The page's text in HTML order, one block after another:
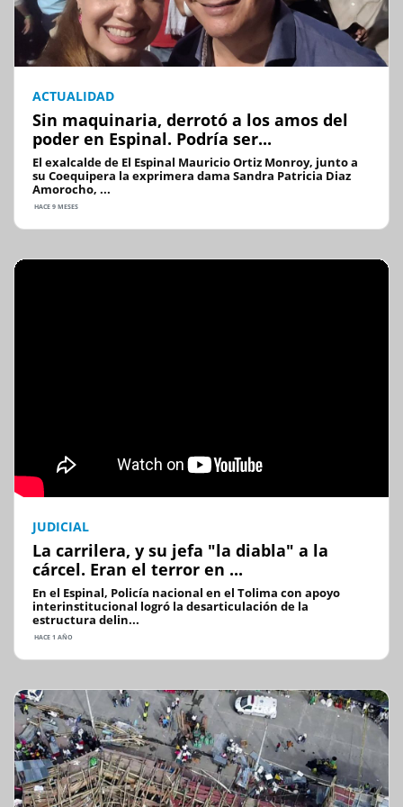
ACTUALIDAD
Sin maquinaria, derrotó a los amos del
poder en Espinal. Podría ser...
El exalcalde de El Espinal Mauricio Ortiz Monroy, junto a
su Coequipera la exprimera dama Sandra Patricia Diaz
Amorocho, ...
HACE 9 MESES
JUDICIAL
La carrilera, y su jefa "la diabla" a la
cárcel. Eran el terror en ...
En el Espinal, Policía nacional en el Tolima con apoyo
interinstitucional logró la desarticulación de la
estructura delin...
HACE 1 AÑO